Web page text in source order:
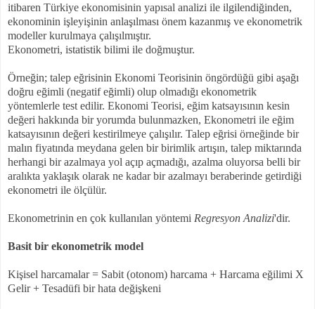
itibaren Türkiye ekonomisinin yapısal analizi ile ilgilendiğinden,
ekonominin işleyişinin anlaşılması önem kazanmış ve ekonometrik
modeller kurulmaya çalışılmıştır.
Ekonometri, istatistik bilimi ile doğmuştur.
Örneğin; talep eğrisinin Ekonomi Teorisinin öngördüğü gibi aşağı
doğru eğimli (negatif eğimli) olup olmadığı ekonometrik
yöntemlerle test edilir. Ekonomi Teorisi, eğim katsayısının kesin
değeri hakkında bir yorumda bulunmazken, Ekonometri ile eğim
katsayısının değeri kestirilmeye çalışılır. Talep eğrisi örneğinde bir
malın fiyatında meydana gelen bir birimlik artışın, talep miktarında
herhangi bir azalmaya yol açıp açmadığı, azalma oluyorsa belli bir
aralıkta yaklaşık olarak ne kadar bir azalmayı beraberinde getirdiği
ekonometri ile ölçülür.
Ekonometrinin en çok kullanılan yöntemi Regresyon Analizi'dir.
Basit bir ekonometrik model
Kişisel harcamalar = Sabit (otonom) harcama + Harcama eğilimi X
Gelir + Tesadüfi bir hata değişkeni